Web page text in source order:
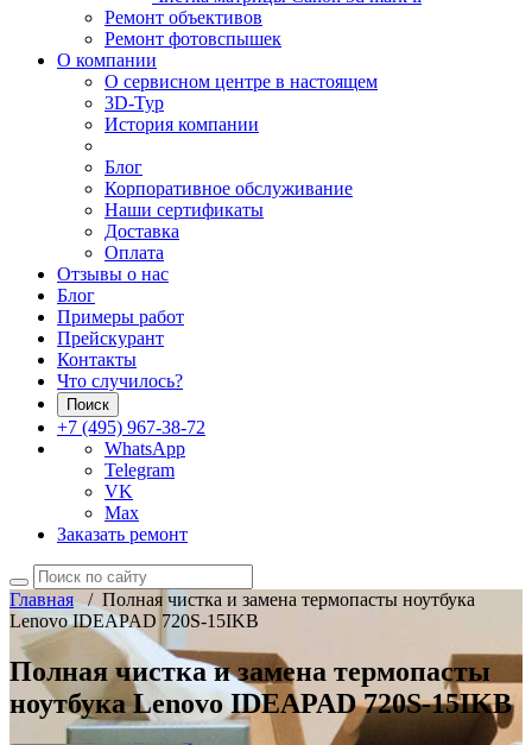
Ремонт объективов
Ремонт фотовспышек
О компании
О сервисном центре в настоящем
3D-Тур
История компании
Блог
Корпоративное обслуживание
Наши сертификаты
Доставка
Оплата
Отзывы о нас
Блог
Примеры работ
Прейскурант
Контакты
Что случилось?
Поиск
+7 (495) 967-38-72
WhatsApp
Telegram
VK
Max
Заказать ремонт
Главная/ Полная чистка и замена термопасты ноутбука
Lenovo IDEAPAD 720S-15IKB
Полная чистка и замена термопасты
ноутбука Lenovo IDEAPAD 720S-15IKB